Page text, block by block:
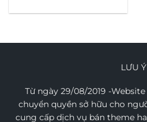
LƯU Ý
Từ ngày 29/08/2019 -
chuyển quyền sở hữu cho
cung cấp dịch vụ bán theme